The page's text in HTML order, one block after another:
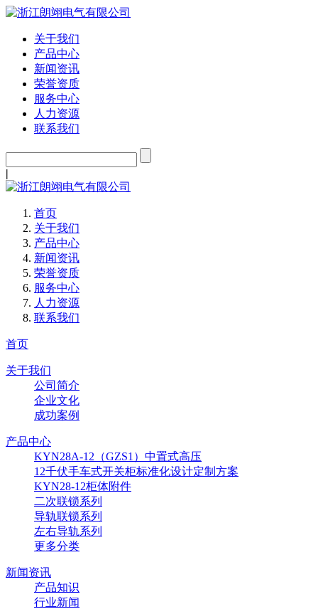
关于我们
产品中心
新闻资讯
荣誉资质
服务中心
人力资源
联系我们
|
首页
关于我们
产品中心
新闻资讯
荣誉资质
服务中心
人力资源
联系我们
首页
关于我们
公司简介
企业文化
成功案例
产品中心
KYN28A-12（GZS1）中置式高压
12千伏手车式开关柜标准化设计定制方案
KYN28-12柜体附件
二次联锁系列
导轨联锁系列
左右导轨系列
更多分类
新闻资讯
产品知识
行业新闻